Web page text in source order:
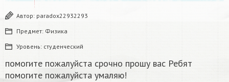
Автор: paradox22932293
Предмет: Физика
Уровень: студенческий
помогите пожалуйста срочно прошу вас Ребят
помогите пожалуйста умаляю! ​